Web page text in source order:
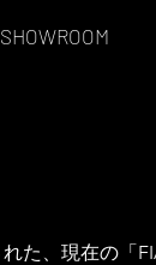
た、現在の